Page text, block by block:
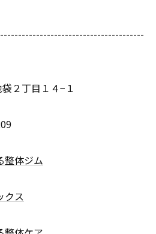
２丁目１４−１
整体ジム
クス